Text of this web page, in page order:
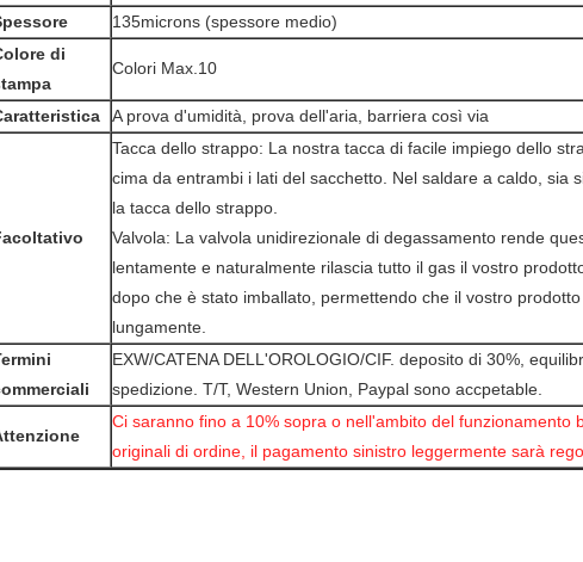
135microns (spessore medio)
di
Colori Max.10
A prova d'umidità, prova dell'aria, barriera così via
Tacca dello strappo: La nostra tacca di facile impiego dello
cima da entrambi i lati del sacchetto. Nel saldare a caldo, sia
la tacca dello strappo.
Valvola: La valvola unidirezionale di degassamento rende
lentamente e naturalmente rilascia tutto il gas il vostro
dopo che è stato imballato, permettendo che il vostro
lungamente.
EXW/CATENA DELL'OROLOGIO/CIF. deposito di 30%,
spedizione. T/T, Western Union, Paypal sono accpetable.
Ci saranno fino a 10% sopra o nell'ambito del funzionamento
originali di ordine, il pagamento sinistro leggermente sarà